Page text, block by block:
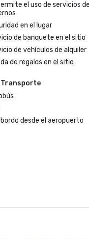
el uso de servicios
en el lugar
de banquete en el sitio
de vehículos de alquiler
de regalos en el sitio
Transporte
desde el aeropuerto